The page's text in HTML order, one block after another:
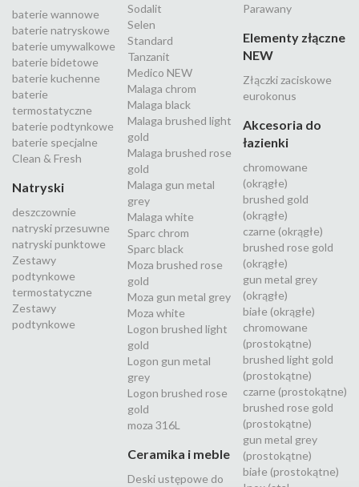
baterie wannowe
baterie natryskowe
baterie umywalkowe
baterie bidetowe
baterie kuchenne
baterie
termostatyczne
baterie podtynkowe
baterie specjalne
Clean & Fresh
Natryski
deszczownie
natryski przesuwne
natryski punktowe
Zestawy
podtynkowe
termostatyczne
Zestawy
podtynkowe
Sodalit
Selen
Standard
Tanzanit
Medico NEW
Malaga chrom
Malaga black
Malaga brushed light
gold
Malaga brushed rose
gold
Malaga gun metal
grey
Malaga white
Sparc chrom
Sparc black
Moza brushed rose
gold
Moza gun metal grey
Moza white
Logon brushed light
gold
Logon gun metal
grey
Logon brushed rose
gold
moza 316L
Ceramika i meble
Deski ustępowe do
Parawany
Elementy złączne
NEW
Złączki zaciskowe
eurokonus
Akcesoria do
łazienki
chromowane
(okrągłe)
brushed gold
(okrągłe)
czarne (okrągłe)
brushed rose gold
(okrągłe)
gun metal grey
(okrągłe)
białe (okrągłe)
chromowane
(prostokątne)
brushed light gold
(prostokątne)
czarne (prostokątne)
brushed rose gold
(prostokątne)
gun metal grey
(prostokątne)
białe (prostokątne)